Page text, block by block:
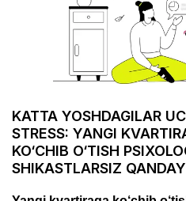
KATTA YOSHDAGILAR
STRESS: YANGI
KO‘CHIB O‘TISH
SHIKASTLARSIZ